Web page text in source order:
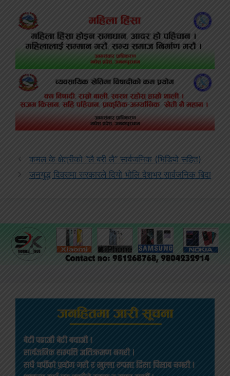
कमल के क्षेत्रीको “लै बरी लै” सार्वजनिक (भिडियो सहित)
जनयुद्ध दिवसमा सरकारले दियो भोलि देशभर सार्वजनिक बिदा